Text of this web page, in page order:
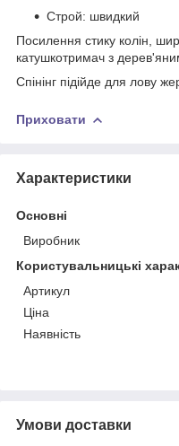
Строй: швидкий
Посилення стику колін,
катушкотримач з
Спінінг підійде для лову
Приховати
Характеристики
Основні
Виробник
Користувальницькі
Артикул
Ціна
Наявність
Умови доставки